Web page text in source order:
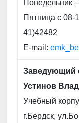
Понедельник
Пятница с 08-
41)42482
E-mail:
Заведующий
Устинов
Учебный
г.Бердск,